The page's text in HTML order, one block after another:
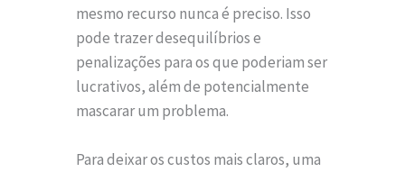
mesmo recurso nunca é preciso. Isso
pode trazer desequilíbrios e
penalizações para os que poderiam ser
lucrativos, além de potencialmente
mascarar um problema.
Para deixar os custos mais claros, uma